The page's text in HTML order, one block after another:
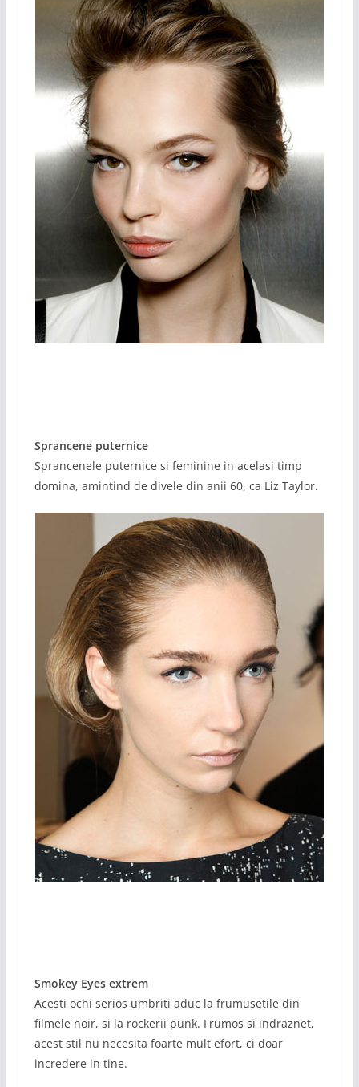
Sprancene puternice
Sprancenele puternice si feminine in acelasi timp
domina, amintind de divele din anii 60, ca Liz Taylor.
Smokey Eyes extrem
Acesti ochi serios umbriti aduc la frumusetile din
filmele noir, si la rockerii punk. Frumos si indraznet,
acest stil nu necesita foarte mult efort, ci doar
incredere in tine.